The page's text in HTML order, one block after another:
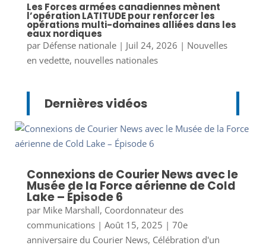
Les Forces armées canadiennes mènent
l’opération LATITUDE pour renforcer les
opérations multi-domaines alliées dans les
eaux nordiques
par Défense nationale| Juil 24, 2026 | Nouvelles
en vedette, nouvelles nationales
Dernières vidéos
Connexions de Courier News avec le
Musée de la Force aérienne de Cold
Lake – Épisode 6
par Mike Marshall, Coordonnateur des
communications| Août 15, 2025 | 70e
anniversaire du Courier News, Célébration d'un